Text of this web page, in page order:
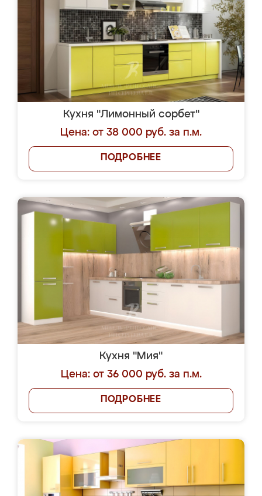
Кухня "Лимонный сорбет"
Цена: от 38 000 руб. за п.м.
ПОДРОБНЕЕ
Кухня "Мия"
Цена: от 36 000 руб. за п.м.
ПОДРОБНЕЕ